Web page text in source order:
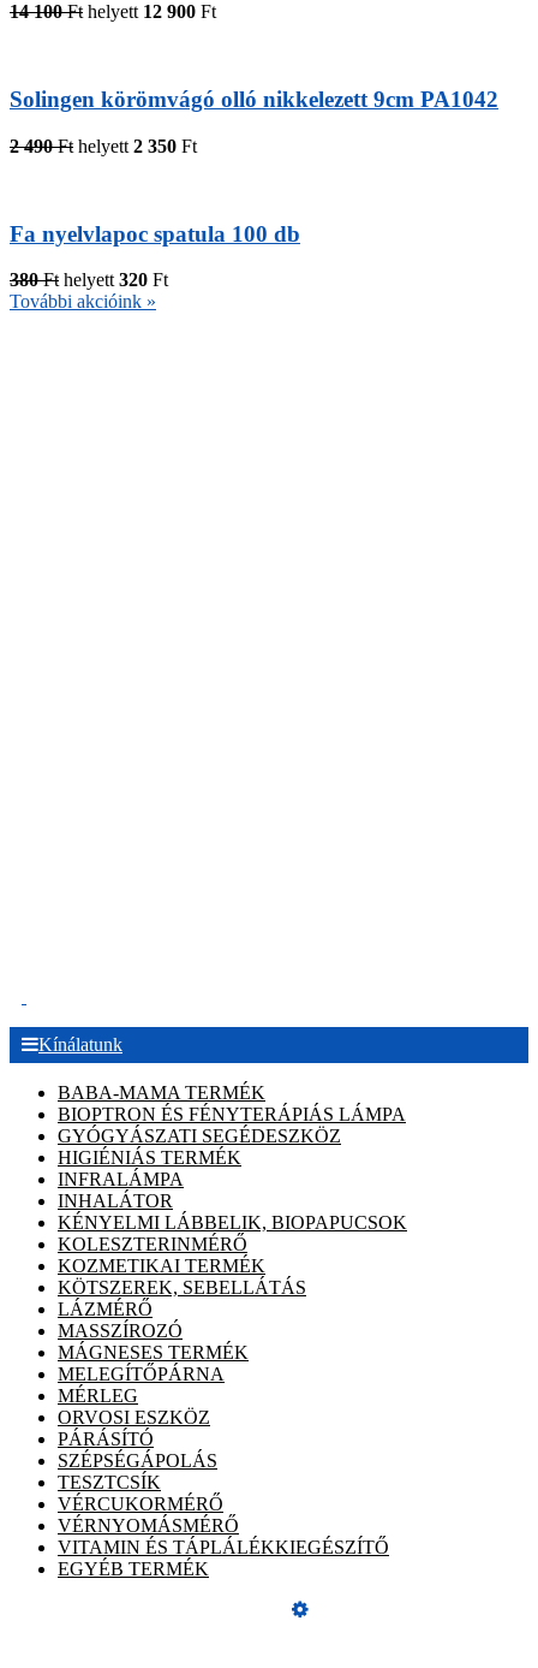
14 100 Fthelyett 12 900 Ft
Solingen körömvágó olló nikkelezett 9cm PA1042
2 490 Ft helyett 2 350 Ft
Fa nyelvlapoc spatula 100 db
380 Ft helyett 320 Ft
További akcióink »
Kínálatunk
BABA-MAMA TERMÉK
BIOPTRON ÉS FÉNYTERÁPIÁS LÁMPA
GYÓGYÁSZATI SEGÉDESZKÖZ
HIGIÉNIÁS TERMÉK
INFRALÁMPA
INHALÁTOR
KÉNYELMI LÁBBELIK, BIOPAPUCSOK
KOLESZTERINMÉRŐ
KOZMETIKAI TERMÉK
KÖTSZEREK, SEBELLÁTÁS
LÁZMÉRŐ
MASSZÍROZÓ
MÁGNESES TERMÉK
MELEGÍTŐPÁRNA
MÉRLEG
ORVOSI ESZKÖZ
PÁRÁSÍTÓ
SZÉPSÉGÁPOLÁS
TESZTCSÍK
VÉRCUKORMÉRŐ
VÉRNYOMÁSMÉRŐ
VITAMIN ÉS TÁPLÁLÉKKIEGÉSZÍTŐ
EGYÉB TERMÉK